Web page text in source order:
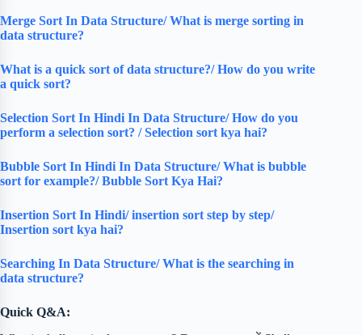
Merge Sort In Data Structure/ What is merge sorting in
data structure?
What is a quick sort of data structure?/ How do you write
a quick sort?
Selection Sort In Hindi In Data Structure/ How do you
perform a selection sort? / Selection sort kya hai?
Bubble Sort In Hindi In Data Structure/ What is bubble
sort for example?/ Bubble Sort Kya Hai?
Insertion Sort In Hindi/ insertion sort step by step/
Insertion sort kya hai?
Searching In Data Structure/ What is the searching in
data structure?
Quick Q&A: